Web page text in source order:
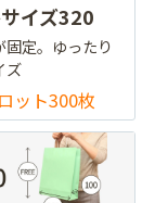
イズ320
固定。ゆったり
ズ
ット300枚